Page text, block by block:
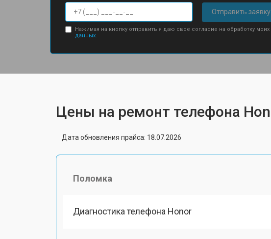
Отправить заявку
Нажимая на кнопку отправить я даю свое согласие на обработку моих
данных.
Цены на ремонт телефона
Дата обновления прайса: 18.07.2026
Поломка
Диагностика телефона Honor